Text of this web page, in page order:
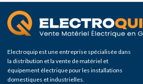
Electroquip est une entreprise spécialisée dans
la distribution et la vente de matériel et
équipement électrique pour les installations
domestiques et industrielles.